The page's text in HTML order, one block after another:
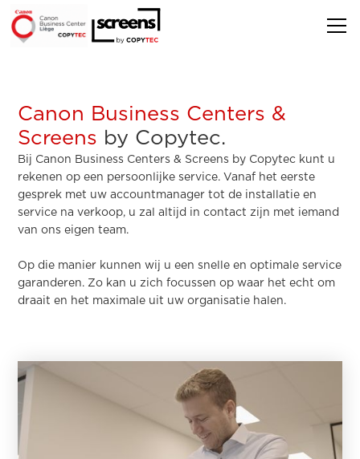
Canon Business Centers &
Screens by Copytec.
Bij Canon Business Centers & Screens by Copytec kunt u
rekenen op een persoonlijke service. Vanaf het eerste
gesprek met uw accountmanager tot de installatie en
service na verkoop, u zal altijd in contact zijn met iemand
van ons eigen team.
Op die manier kunnen wij u een snelle en optimale service
garanderen. Zo kan u zich focussen op waar het echt om
draait en het maximale uit uw organisatie halen.